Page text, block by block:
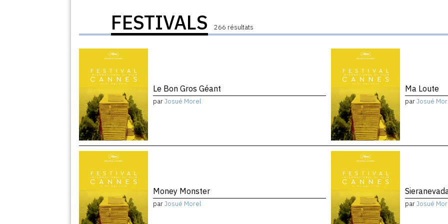
FESTIVALS 266 résultats
Le Bon Gros Géant
parJosué Morel
Ma Loute
parJosué
Money Monster
parJosué Morel parJosué